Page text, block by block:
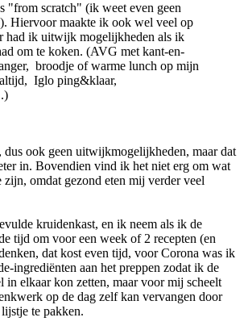
"from scratch" (ik weet even geen
Hiervoor maakte ik ook wel veel op
had ik uitwijk mogelijkheden als ik
om te koken. (AVG met kant-en-
broodje of warme lunch op mijn
Iglo ping&klaar,
dus ook geen uitwijkmogelijkheden, maar dat
in. Bovendien vind ik het niet erg om wat
zijn, omdat gezond eten mij verder veel
kruidenkast, en ik neem als ik de
tijd om voor een week of 2 recepten (en
dat kost even tijd, voor Corona was ik
ingrediënten aan het preppen zodat ik de
in elkaar kon zetten, maar voor mij scheelt
op de dag zelf kan vervangen door
te pakken.